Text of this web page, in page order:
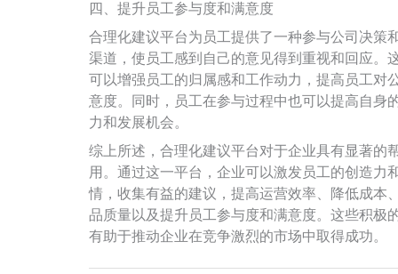
四、提升员工参与度和满意度
合理化建议平台为员工提供了一种参与公司决策
渠道，使员工感到自己的意见得到重视和回应。
可以增强员工的归属感和工作动力，提高员工对
意度。同时，员工在参与过程中也可以提高自身
力和发展机会。
综上所述，合理化建议平台对于企业具有显著的
用。通过这一平台，企业可以激发员工的创造力
情，收集有益的建议，提高运营效率、降低成本
品质量以及提升员工参与度和满意度。这些积极
有助于推动企业在竞争激烈的市场中取得成功。